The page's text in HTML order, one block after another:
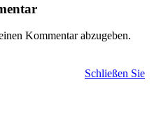
Kommentar abzugeben.
Schließen Sie